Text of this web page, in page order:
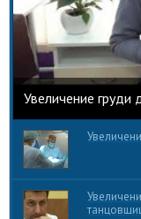
Увеличение груди